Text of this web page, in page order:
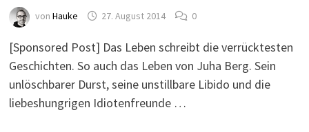
von Hauke 27. August 2014 0
[Sponsored Post] Das Leben schreibt die verrücktesten
Geschichten. So auch das Leben von Juha Berg. Sein
unlöschbarer Durst, seine unstillbare Libido und die
liebeshungrigen Idiotenfreunde …